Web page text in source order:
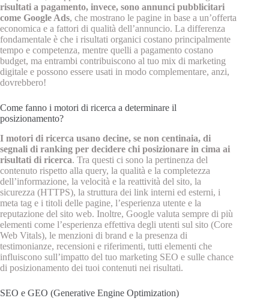
risultati a pagamento, invece, sono annunci pubblicitari
come Google Ads, che mostrano le pagine in base a un’offerta
economica e a fattori di qualità dell’annuncio. La differenza
fondamentale è che i risultati organici costano principalmente
tempo e competenza, mentre quelli a pagamento costano
budget, ma entrambi contribuiscono al tuo mix di marketing
digitale e possono essere usati in modo complementare, anzi,
dovrebbero!
Come fanno i motori di ricerca a determinare il
posizionamento?
I motori di ricerca usano decine, se non centinaia, di
segnali di ranking per decidere chi posizionare in cima ai
risultati di ricerca. Tra questi ci sono la pertinenza del
contenuto rispetto alla query, la qualità e la completezza
dell’informazione, la velocità e la reattività del sito, la
sicurezza (HTTPS), la struttura dei link interni ed esterni, i
meta tag e i titoli delle pagine, l’esperienza utente e la
reputazione del sito web. Inoltre, Google valuta sempre di più
elementi come l’esperienza effettiva degli utenti sul sito (Core
Web Vitals), le menzioni di brand e la presenza di
testimonianze, recensioni e riferimenti, tutti elementi che
influiscono sull’impatto del tuo marketing SEO e sulle chance
di posizionamento dei tuoi contenuti nei risultati.
SEO e GEO (Generative Engine Optimization)